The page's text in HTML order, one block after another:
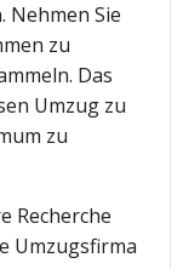
Nehmen Sie
zu
Das
Umzug zu
zu
Recherche
Umzugsfirma